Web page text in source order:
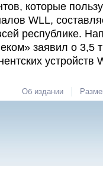
которые
WLL,
республике.
заявил о 3,5
устройств
Об издании |